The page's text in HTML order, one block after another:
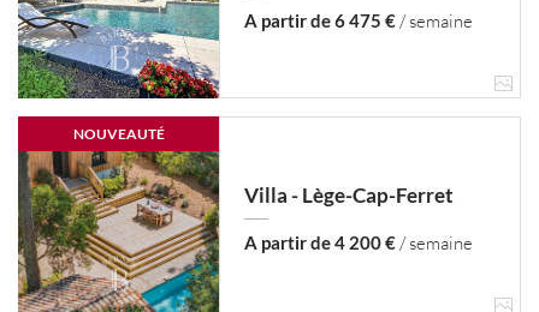
A partir de 6 475 €/ semaine
NOUVEAUTÉ
Villa - Lège-Cap-Ferret
A partir de 4 200 €/ semaine